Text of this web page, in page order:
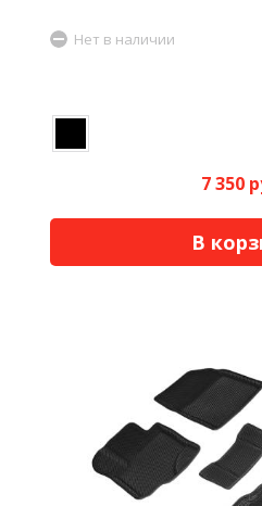
Нет в наличии
7 350
В